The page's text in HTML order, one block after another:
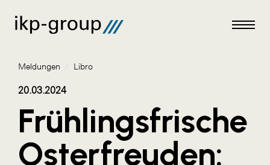
Meldungen
AKTUELLES
Meldungen / Libro
20.03.2024
Frühlingsfrische
Osterfreuden: